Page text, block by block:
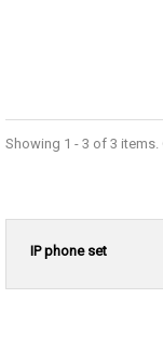
Showing 1 - 3 of 3
IP phone set